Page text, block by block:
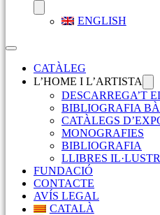
ENGLISH
CATÀLEG
L’HOME I L’ARTISTA
DESCARREGA’T
BIBLIOGRAFIA
CATÀLEGS
MONOGRAFIES
BIBLIOGRAFIA
LLIBRES
FUNDACIÓ
CONTACTE
AVÍS LEGAL
CATALÀ